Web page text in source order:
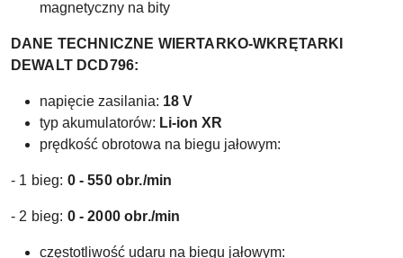
magnetyczny na bity
DANE TECHNICZNE WIERTARKO-WKRĘTARKI
DEWALT DCD796:
napięcie zasilania: 18 V
typ akumulatorów: Li-ion XR
prędkość obrotowa na biegu jałowym:
- 1 bieg: 0 - 550 obr./min
- 2 bieg: 0 - 2000 obr./min
częstotliwość udaru na biegu jałowym: